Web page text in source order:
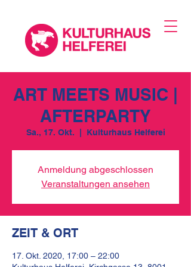
ART MEETS MUSIC |
AFTERPARTY
Sa., 17. Okt. Kulturhaus Helferei
Anmeldung abgeschlossen
Veranstaltungen ansehen
ZEIT & ORT
17. Okt. 2020, 17:00 – 22:00